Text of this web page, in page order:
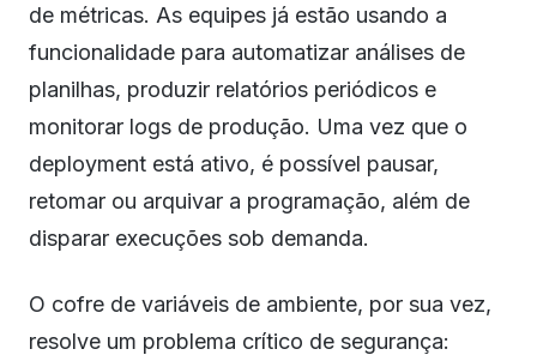
de métricas. As equipes já estão usando a
funcionalidade para automatizar análises de
planilhas, produzir relatórios periódicos e
monitorar logs de produção. Uma vez que o
deployment está ativo, é possível pausar,
retomar ou arquivar a programação, além de
disparar execuções sob demanda.
O cofre de variáveis de ambiente, por sua vez,
resolve um problema crítico de segurança: